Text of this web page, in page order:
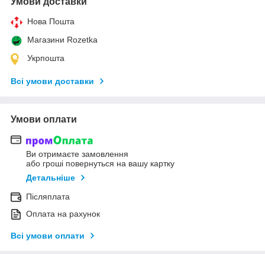
Нова Пошта
Магазини Rozetka
Укрпошта
Всі умови доставки
Умови оплати
Ви отримаєте замовлення
або гроші повернуться на вашу картку
Детальніше
Післяплата
Оплата на рахунок
Всі умови оплати